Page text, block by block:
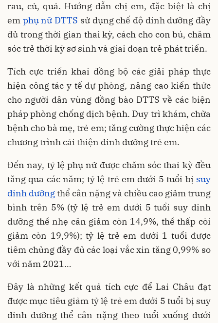
rau, củ, quả. Hướng dẫn chị em, đặc biệt là chị
em phụ nữ DTTS sử dụng chế độ dinh dưỡng đầy
đủ trong thời gian thai kỳ, cách cho con bú, chăm
sóc trẻ thời kỳ sơ sinh và giai đoạn trẻ phát triển.
Tích cực triển khai đồng bộ các giải pháp thực
hiện công tác y tế dự phòng, nâng cao kiến thức
cho người dân vùng đồng bào DTTS về các biện
pháp phòng chống dịch bệnh. Duy trì khám, chữa
bệnh cho bà mẹ, trẻ em; tăng cường thực hiện các
chương trình cải thiện dinh dưỡng trẻ em.
Đến nay, tỷ lệ phụ nữ được chăm sóc thai kỳ đều
tăng qua các năm; tỷ lệ trẻ em dưới 5 tuổi bị suy
dinh dưỡngthể cân nặng và chiều cao giảm trung
bình trên 5% (tỷ lệ trẻ em dưới 5 tuổi suy dinh
dưỡng thể nhẹ cân giảm còn 14,9%, thể thấp còi
giảm còn 19,9%); tỷ lệ trẻ em dưới 1 tuổi được
tiêm chủng đầy đủ các loại vắc xin tăng 0,99% so
với năm 2021…
Đây là những kết quả tích cực để Lai Châu đạt
được mục tiêu giảm tỷ lệ trẻ em dưới 5 tuổi bị suy
dinh dưỡng thể cân nặng theo tuổi xuống dưới